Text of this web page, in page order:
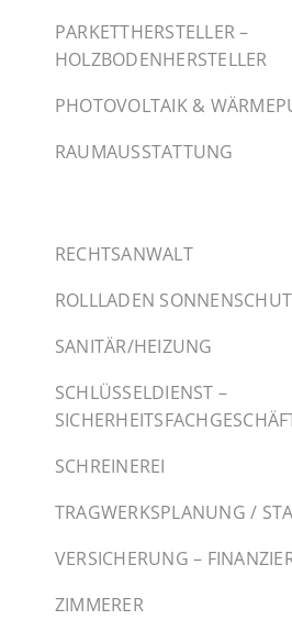
PARKETTHERSTELLER –
HOLZBODENHERSTELLER
PHOTOVOLTAIK &
RAUMAUSSTATTUNG
RECHTSANWALT
ROLLLADEN
SANITÄR/HEIZUNG
SCHLÜSSELDIENST –
SCHREINEREI
TRAGWERKSPLANUNG /
VERSICHERUNG –
ZIMMERER